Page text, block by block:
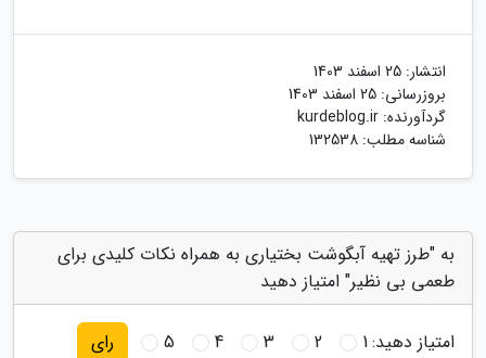
انتشار: 25 اسفند 1403
بروزرسانی: 25 اسفند 1403
گردآورنده: kurdeblog.ir
شناسه مطلب: 132538
به "طرز تهیه آبگوشت بختیاری به همراه نکات کلیدی برای
طعمی بی نظیر" امتیاز دهید
امتیاز دهید:1
2
3
4
5 رای